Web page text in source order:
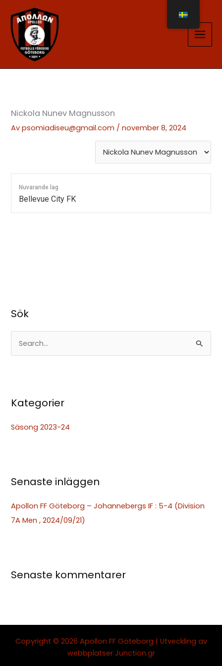
innehåll
Nickola Nunev Magnusson
Avpsomiadiseu@gmail.com /november 8, 2024
Nuvarande lag
Bellevue City FK
Sök
ö
f
e
Kategorier
Säsong 2023-24
Senaste inläggen
Apollon FF Göteborg – Johannebergs IF : 5-4 (Division
7A Men , 2024/09/21)
Senaste kommentarer
Copyright © 2026 Apollon FF Göteborg | Utveckling av
webbplatser Junction.gr